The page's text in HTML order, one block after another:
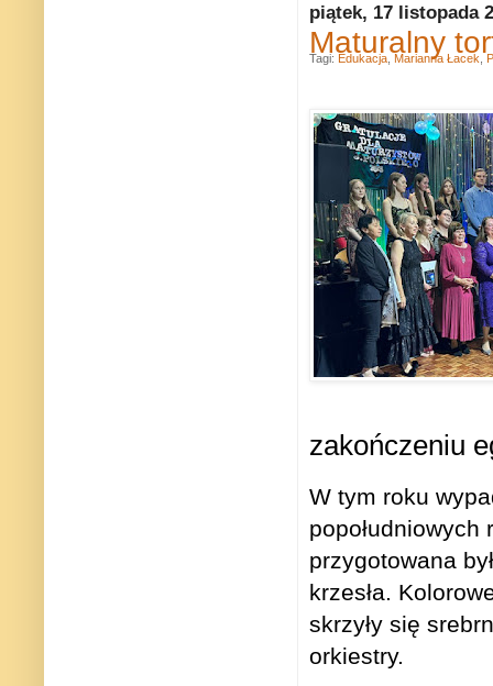
piątek, 17 listopada
Maturalny
zakończeniu
W tym roku
przygotowana
krzesła.
skrzyły się
orkiestry.
Tagi: Edukacja Marianna Łacek